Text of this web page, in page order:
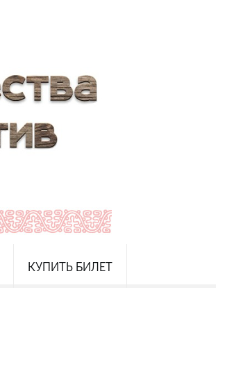
КУПИТЬ БИЛЕТ